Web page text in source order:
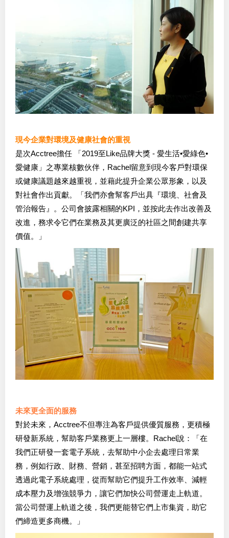
現今企業對環境及健康社會的重視
是次Acctree擔任 「2019至Like品牌大獎 - 愛生活•愛綠色•
愛健康」之專業核數伙伴，Rachel留意到現今客戶對環保
或健康議題越來越重視，並藉此提升企業公眾形象，以及
對社會作出貢獻。「我們亦會幫客戶出具『環境、社會及
管治報告』。公司會披露相關的KPI，並按此去作出改善及
改進，務求令它們在業務及其更廣泛的社區之間創建共享
價值。」
未來更全面的服務
對於未來，Acctree不但專注為客戶提供優質服務，更積極
研發新系統，幫助客戶業務更上一層樓。Rachel說：「在
我們正研發一套電子系統，去幫助中小企去處理日常業
務，例如行政、財務、營銷，甚至招聘方面，都能一站式
透過此電子系統處理，從而幫助它們提升工作效率、減輕
成本壓力及增強競爭力，讓它們加快公司營運走上軌道。
當公司營運上軌道之後，我們更能替它們上市集資，助它
們締造更多商機。」